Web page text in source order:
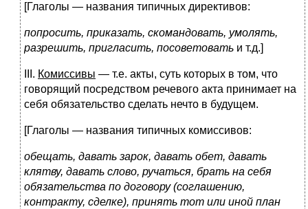
[Глаголы — названия типичных директивов:
попросить, приказать, скомандовать, умолять,
разрешить, пригласить, посоветовать и т.д.]
III. Комиссивы — т.е. акты, суть которых в том, что
говорящий посредством речевого акта принимает на
себя обязательство сделать нечто в будущем.
[Глаголы — названия типичных комиссивов:
обещать, давать зарок, давать обет, давать
клятву, давать слово, ручаться, брать на себя
обязательства по договору (соглашению,
контракту, сделке), принять тот или иной план